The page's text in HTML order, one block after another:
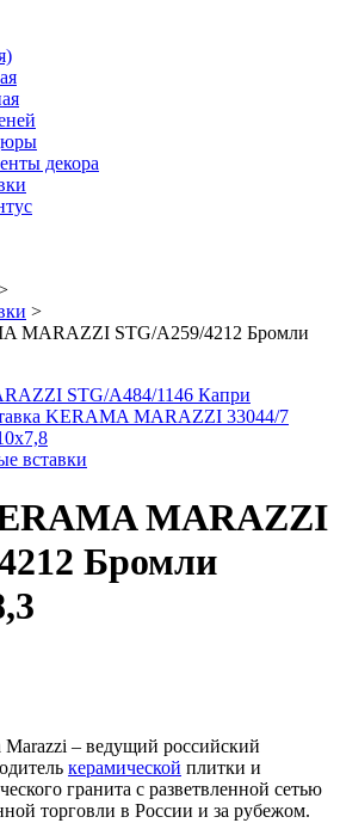
декора
>
MARAZZI STG/A259/4212 Бромли
STG/A484/1146 Капри
KERAMA MARAZZI 33044/7
вставки
MARAZZI
Бромли
Marazzi – ведущий российский
керамической плитки и
гранита с разветвленной сетью
торговли в России и за рубежом.